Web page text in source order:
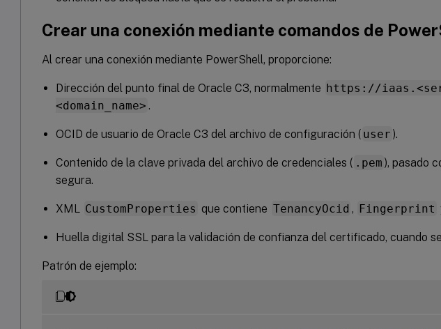
Crear una conexión mediante comandos de
Al crear una conexión mediante PowerShell, proporcione:
Dirección del punto final de Oracle C3, normalmente https://
<domain_name> .
OCID de usuario de Oracle C3 del archivo de configuración ( user ).
Contenido de la clave privada del archivo de credenciales ( .pem ), pasado
segura.
XML CustomProperties que contiene TenancyOcid , Fingerprint
Huella digital SSL para la validación de confianza del certificado, cuando
Patrón de ejemplo: